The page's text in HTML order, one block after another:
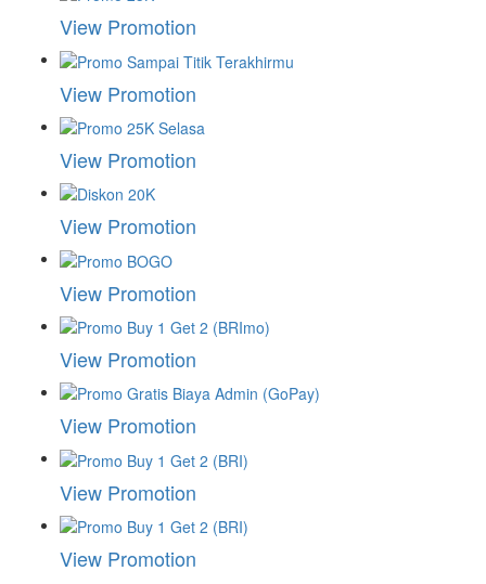
View Promotion
View Promotion
View Promotion
View Promotion
View Promotion
View Promotion
View Promotion
View Promotion
View Promotion